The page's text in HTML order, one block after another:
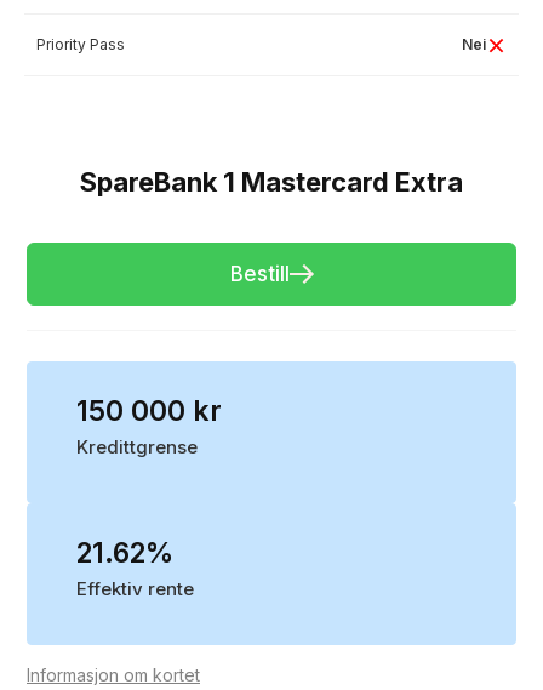
Priority Pass Nei
SpareBank 1 Mastercard Extra
Bestill
150 000 kr
Kredittgrense
21.62%
Effektiv rente
Informasjon om kortet